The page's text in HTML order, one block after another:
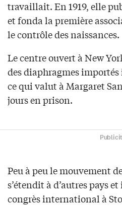
travaillait. En 1919, elle
et fonda la première
le contrôle des naissances.
Le centre ouvert à New
des diaphragmes
ce qui valut à Margaret
jours en prison.
Peu à peu le mouvement
s’étendit à d’autres pays
congrès international à